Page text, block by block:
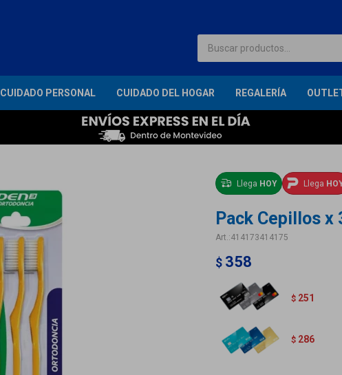
CUIDADO PERSONAL CUIDADO DEL HOGAR REGALERÍA
Llega HOY Llega
Pack Cepillos x
414173414175
$ 358
$ 251
$ 286